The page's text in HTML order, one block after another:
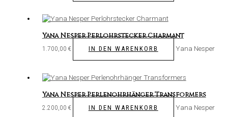
Yana Nesper Perlohrstecker Charmant
1.700,00 € IN DEN WARENKORB Yana Nesper
Yana Nesper Perlenohrhänger Transformers
2.200,00 € IN DEN WARENKORB Yana Nesper